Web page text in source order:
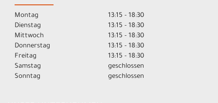
Montag
13:15 - 18:30
Dienstag
13:15 - 18:30
Mittwoch
13:15 - 18:30
Donnerstag
13:15 - 18:30
Freitag
13:15 - 18:30
Samstag
geschlossen
Sonntag
geschlossen